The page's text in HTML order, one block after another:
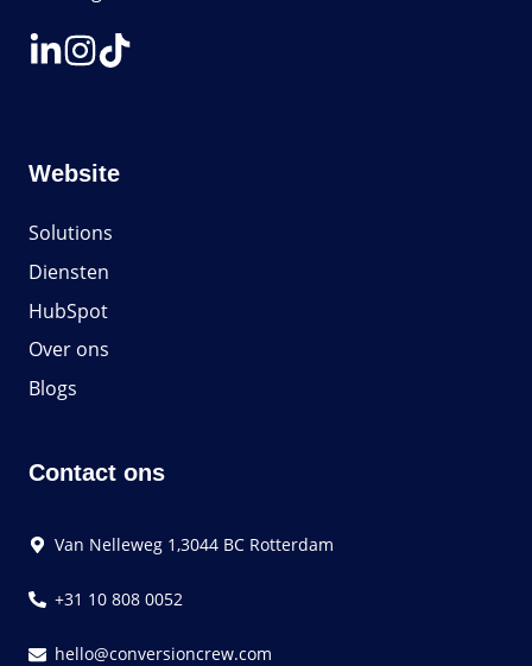
Website
Solutions
Diensten
HubSpot
Over ons
Blogs
Contact ons
Van Nelleweg 1,3044 BC Rotterdam
+31 10 808 0052
hello@conversioncrew.com